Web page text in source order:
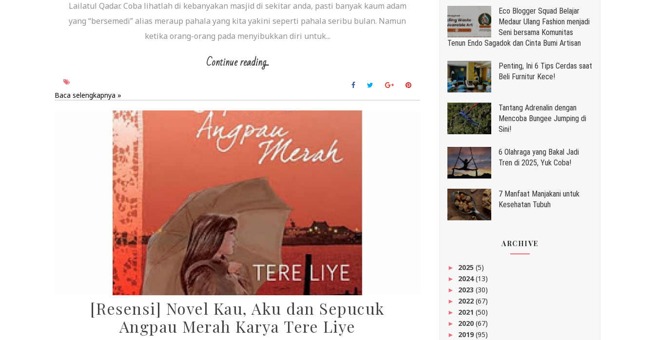
Lailatul Qadar. Coba lihatlah di kebanyakan masjid di sekitar anda, pasti banyak kaum adam
yang “bersemedi” alias meraup pahala yang kita yakini seperti pahala seribu bulan. Namun
ketika orang-orang pada menyibukkan diri untuk...
Continue reading...
Baca selengkapnya »
[Resensi] Novel Kau, Aku dan Sepucuk
Angpau Merah Karya Tere Liye
Eco Blogger Squad Belajar
Medaur Ulang Fashion menjadi
Seni bersama Komunitas
Tenun Endo Sagadok dan Cinta Bumi Artisan
Penting, Ini 6 Tips Cerdas saat
Beli Furnitur Kece!
Tantang Adrenalin dengan
Mencoba Bungee Jumping di
Sini!
6 Olahraga yang Bakal Jadi
Tren di 2025, Yuk Coba!
7 Manfaat Manjakani untuk
Kesehatan Tubuh
ARCHIVE
► 2025 (5)
► 2024(13)
► 2023 (30)
► 2022 (67)
► 2021 (50)
► 2020 (67)
► 2019(95)